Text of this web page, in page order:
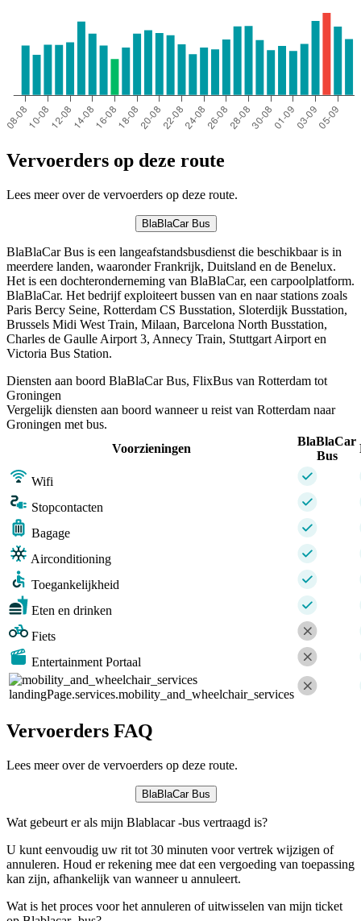
Vervoerders op deze route
Lees meer over de vervoerders op deze route.
BlaBlaCar Bus
BlaBlaCar Bus is een langeafstandsbusdienst die beschikbaar is in
meerdere landen, waaronder Frankrijk, Duitsland en de Benelux.
Het is een dochteronderneming van BlaBlaCar, een carpoolplatform.
BlaBlaCar. Het bedrijf exploiteert bussen van en naar stations zoals
Paris Bercy Seine, Rotterdam CS Busstation, Sloterdijk Busstation,
Brussels Midi West Train, Milaan, Barcelona North Busstation,
Charles de Gaulle Airport 3, Annecy Train, Stuttgart Airport en
Victoria Bus Station.
Diensten aan boord BlaBlaCar Bus, FlixBus van Rotterdam tot
Groningen
Vergelijk diensten aan boord wanneer u reist van Rotterdam naar
Groningen met bus.
Voorzieningen
BlaBlaCar
Bus
Wifi
Stopcontacten
Bagage
Airconditioning
Toegankelijkheid
Eten en drinken
Fiets
Entertainment Portaal
landingPage.services.mobility_and_wheelchair_services
Vervoerders FAQ
Lees meer over de vervoerders op deze route.
BlaBlaCar Bus
Wat gebeurt er als mijn Blablacar -bus vertraagd is?
U kunt eenvoudig uw rit tot 30 minuten voor vertrek wijzigen of
annuleren. Houd er rekening mee dat een vergoeding van toepassing
kan zijn, afhankelijk van wanneer u annuleert.
Wat is het proces voor het annuleren of uitwisselen van mijn ticket